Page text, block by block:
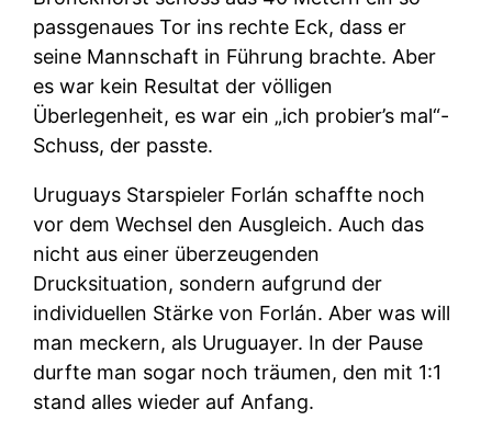
passgenaues Tor ins rechte Eck, dass er
seine Mannschaft in Führung brachte. Aber
es war kein Resultat der völligen
Überlegenheit, es war ein „ich probier’s mal“-
Schuss, der passte.
Uruguays Starspieler Forlán schaffte noch
vor dem Wechsel den Ausgleich. Auch das
nicht aus einer überzeugenden
Drucksituation, sondern aufgrund der
individuellen Stärke von Forlán. Aber was will
man meckern, als Uruguayer. In der Pause
durfte man sogar noch träumen, den mit 1:1
stand alles wieder auf Anfang.